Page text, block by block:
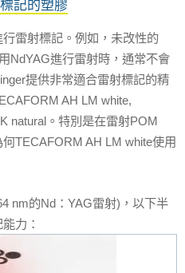
記的塑膠
雷射標記。例如，未改性的
NdYAG進行雷射時，通常不會
提供非常適合雷射標記的精
AH LM white,
natural 。特別是在雷射POM
何TECAFORM AH LM white使用
nm的Nd ： YAG雷射) ，以下半
力：